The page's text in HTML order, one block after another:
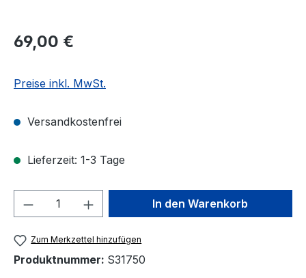
Regulärer Preis:
69,00 €
Preise inkl. MwSt.
Versandkostenfrei
Lieferzeit: 1-3 Tage
Produkt Anzahl: Gib denIn den Warenkorb
Zum Merkzettel hinzufügen
Produktnummer: S31750